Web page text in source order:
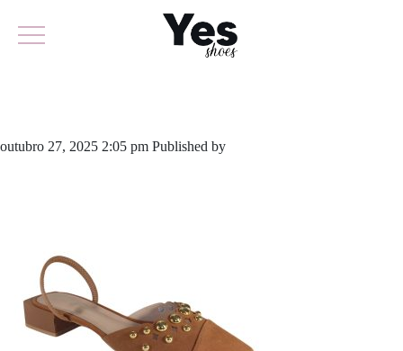
outubro 27, 2025 2:05 pm Published by